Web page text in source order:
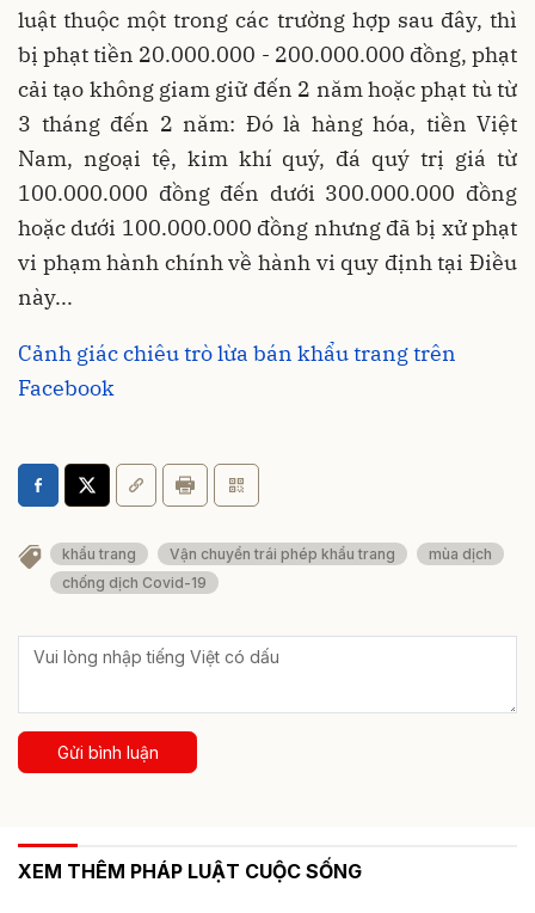
luật thuộc một trong các trường hợp sau đây, thì
bị phạt tiền 20.000.000 - 200.000.000 đồng, phạt
cải tạo không giam giữ đến 2 năm hoặc phạt tù từ
3 tháng đến 2 năm: Đó là hàng hóa, tiền Việt
Nam, ngoại tệ, kim khí quý, đá quý trị giá từ
100.000.000 đồng đến dưới 300.000.000 đồng
hoặc dưới 100.000.000 đồng nhưng đã bị xử phạt
vi phạm hành chính về hành vi quy định tại Điều
này...
Cảnh giác chiêu trò lừa bán khẩu trang trên
Facebook
khẩu trang Vận chuyển trái phép khẩu trang
mùa dịch
chống dịch Covid-19
Gửi bình luận
XEM THÊM PHÁP LUẬT CUỘC SỐNG